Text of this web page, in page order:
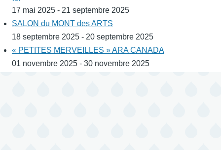
17 mai 2025 - 21 septembre 2025
SALON du MONT des ARTS
18 septembre 2025 - 20 septembre 2025
« PETITES MERVEILLES » ARA CANADA
01 novembre 2025 - 30 novembre 2025